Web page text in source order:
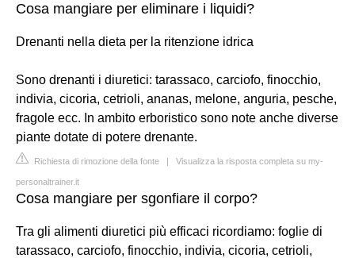
Cosa mangiare per eliminare i liquidi?
Drenanti nella dieta per la ritenzione idrica
Sono drenanti i diuretici: tarassaco, carciofo, finocchio,
indivia, cicoria, cetrioli, ananas, melone, anguria, pesche,
fragole ecc. In ambito erboristico sono note anche diverse
piante dotate di potere drenante.
Richiesta di rimozione della fonte | Visualizza la risposta completa su my-
personaltrainer.it
Cosa mangiare per sgonfiare il corpo?
Tra gli alimenti diuretici più efficaci ricordiamo: foglie di
tarassaco, carciofo, finocchio, indivia, cicoria, cetrioli,